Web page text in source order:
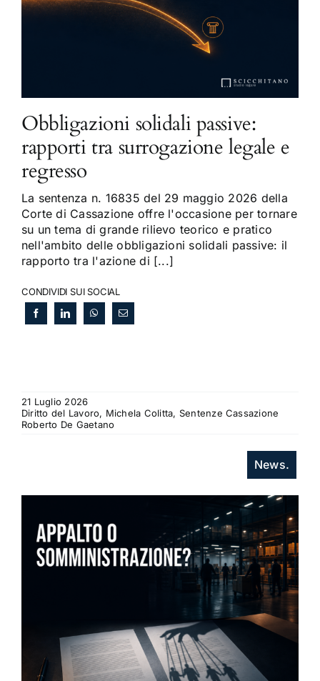
Obbligazioni solidali passive:
rapporti tra surrogazione legale e
regresso
La sentenza n. 16835 del 29 maggio 2026 della
Corte di Cassazione offre l'occasione per tornare
su un tema di grande rilievo teorico e pratico
nell'ambito delle obbligazioni solidali passive: il
rapporto tra l'azione di [...]
CONDIVIDI SUI SOCIAL
21 Luglio 2026
Diritto del Lavoro, Michela Colitta, Sentenze Cassazione
Roberto De Gaetano
News.